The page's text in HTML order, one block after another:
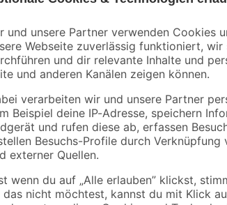
Anstrich
Neben
weitere
Clou'
einen
einem
Weitere
https://